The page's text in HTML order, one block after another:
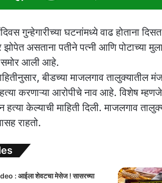
गुन्हेगारीच्या घटनांमध्ये वाढ होताना
असताना पतीने पत्नी आणि पोटाच्या
आली आहे.
बीडच्या माजलगाव
करणाऱ्या आरोपीचे नाव आहे. विशेष
हत्या केल्याची माहिती दिली. माजलगाव
राहतो.
: आईला शेवटचा मेसेज ! सासरच्या